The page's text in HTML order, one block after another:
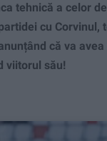
tehnică a celor
cu Corvinul,
că va
viitorul său!